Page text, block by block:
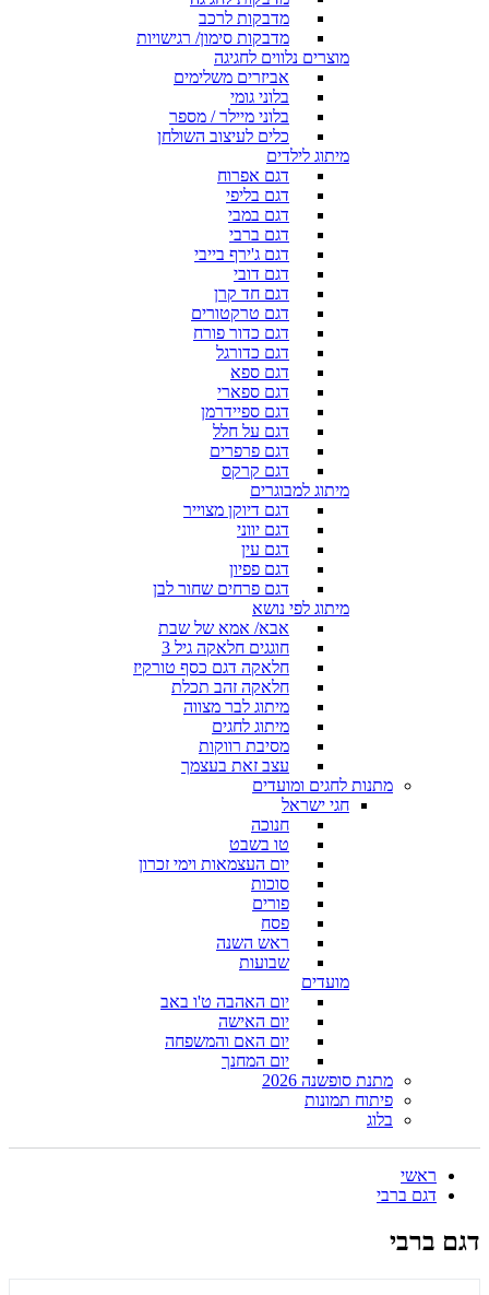
מדבקות לרכב
מדבקות סימון/ רגישויות
מוצרים נלווים לחגיגה
אביזרים משלימים
בלוני גומי
בלוני מיילר / מספר
כלים לעיצוב השולחן
מיתוג לילדים
דגם אפרוח
דגם בליפי
דגם במבי
דגם ברבי
דגם ג'ירף בייבי
דגם דובי
דגם חד קרן
דגם טרקטורים
דגם כדור פורח
דגם כדורגל
דגם ספא
דגם ספארי
דגם ספיידרמן
דגם על חלל
דגם פרפרים
דגם קרקס
מיתוג למבוגרים
דגם דיוקן מצוייר
דגם יווני
דגם עין
דגם פפיון
דגם פרחים שחור לבן
מיתוג לפי נושא
אבא/ אמא של שבת
חוגגים חלאקה גיל 3
חלאקה דגם כסף טורקיז
חלאקה זהב תכלת
מיתוג לבר מצווה
מיתוג לחגים
מסיבת רווקות
עצב זאת בעצמך
מתנות לחגים ומועדים
חגי ישראל
חנוכה
טו בשבט
יום העצמאות וימי זכרון
סוכות
פורים
פסח
ראש השנה
שבועות
מועדים
יום האהבה ט'ו באב
יום האישה
יום האם והמשפחה
יום המחנך
מתנת סופשנה 2026
פיתוח תמונות
בלוג
ראשי
דגם ברבי
דגם ברבי